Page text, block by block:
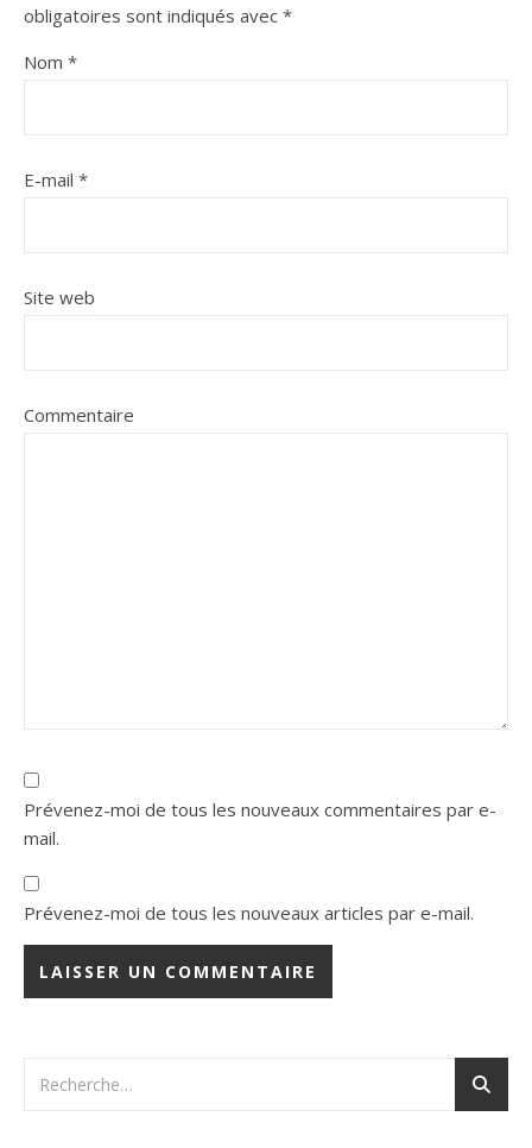
obligatoires sont indiqués avec *
Nom *
E-mail *
Site web
Commentaire
Prévenez-moi de tous les nouveaux commentaires par e-
mail.
Prévenez-moi de tous les nouveaux articles par e-mail.